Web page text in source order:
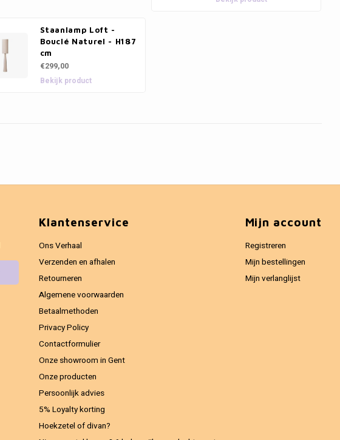
Staanlamp Loft -
Bouclé Naturel - H187
cm
€299,00
Bekijk product
Klantenservice
Ons Verhaal
Verzenden en afhalen
Retourneren
Algemene voorwaarden
Betaalmethoden
Privacy Policy
Contactformulier
Onze showroom in Gent
Onze producten
Persoonlijk advies
5% Loyalty korting
Hoekzetel of divan?
Mijn account
Registreren
Mijn bestellingen
Mijn verlanglijst